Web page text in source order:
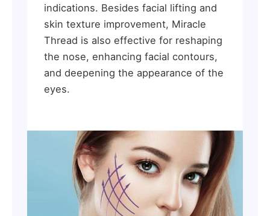
indications. Besides facial lifting and
skin texture improvement, Miracle
Thread is also effective for reshaping
the nose, enhancing facial contours,
and deepening the appearance of the
eyes.